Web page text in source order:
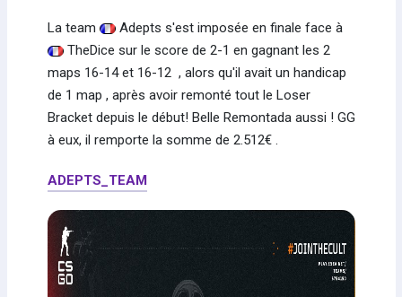
La team
Adepts s'est imposée en finale face à
TheDice sur le score de 2-1 en gagnant les 2
maps 16-14 et 16-12 , alors qu'il avait un handicap
de 1 map , après avoir remonté tout le Loser
Bracket depuis le début! Belle Remontada aussi ! GG
à eux, il remporte la somme de 2.512€ .
ADEPTS_TEAM